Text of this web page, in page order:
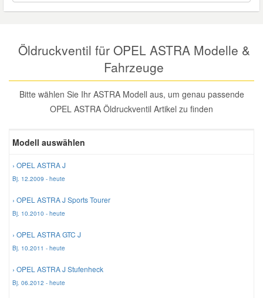
Öldruckventil für OPEL ASTRA Modelle &
Fahrzeuge
Bitte wählen Sie Ihr ASTRA Modell aus, um genau passende
OPEL ASTRA Öldruckventil Artikel zu finden
Modell auswählen
› OPEL ASTRA J
Bj. 12.2009 - heute
› OPEL ASTRA J Sports Tourer
Bj. 10.2010 - heute
› OPEL ASTRA GTC J
Bj. 10.2011 - heute
› OPEL ASTRA J Stufenheck
Bj. 06.2012 - heute
Zündanlage und Glühanlage
Reparatur-Zubehör
Schlüsselgehäuse
Winter-Autozubehör
Daewoo Ersatzteile
Daihatsu Ersatzteile
Dodge Ersatzteile
Honda Ersatzteile
Hyundai Ersatzteile
Jeep Ersatzteile
Kia Ersatzteile
Lancia Ersatzteile
Mazda Ersatzteile